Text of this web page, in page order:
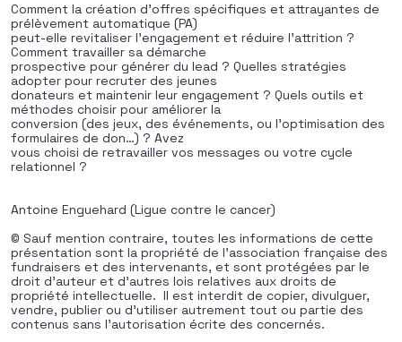
Comment la création d’offres spécifiques et attrayantes de
prélèvement automatique (PA)
peut-elle revitaliser l’engagement et réduire l’attrition ?
Comment travailler sa démarche
prospective pour générer du lead ? Quelles stratégies
adopter pour recruter des jeunes
donateurs et maintenir leur engagement ? Quels outils et
méthodes choisir pour améliorer la
conversion (des jeux, des événements, ou l’optimisation des
formulaires de don…) ? Avez
vous choisi de retravailler vos messages ou votre cycle
relationnel ?
Antoine Enguehard (Ligue contre le cancer)
© Sauf mention contraire, toutes les informations de cette
présentation sont la propriété de l’association française des
fundraisers et des intervenants, et sont protégées par le
droit d’auteur et d’autres lois relatives aux droits de
propriété intellectuelle. Il est interdit de copier, divulguer,
vendre, publier ou d’utiliser autrement tout ou partie des
contenus sans l’autorisation écrite des concernés.